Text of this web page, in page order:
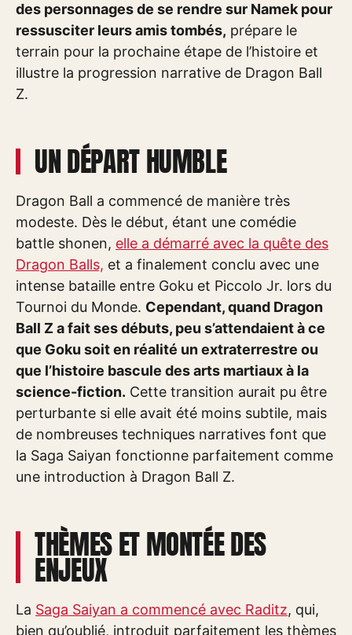
des personnages de se rendre sur Namek pour
ressusciter leurs amis tombés, prépare le
terrain pour la prochaine étape de l’histoire et
illustre la progression narrative de Dragon Ball
Z.
UN DÉPART HUMBLE
Dragon Ball a commencé de manière très
modeste. Dès le début, étant une comédie
battle shonen, elle a démarré avec la quête des
Dragon Balls, et a finalement conclu avec une
intense bataille entre Goku et Piccolo Jr. lors du
Tournoi du Monde. Cependant, quand Dragon
Ball Z a fait ses débuts, peu s’attendaient à ce
que Goku soit en réalité un extraterrestre ou
que l’histoire bascule des arts martiaux à la
science-fiction. Cette transition aurait pu être
perturbante si elle avait été moins subtile, mais
de nombreuses techniques narratives font que
la Saga Saiyan fonctionne parfaitement comme
une introduction à Dragon Ball Z.
THÈMES ET MONTÉE DES
ENJEUX
La Saga Saiyan a commencé avec Raditz, qui,
bien qu’oublié, introduit parfaitement les thèmes